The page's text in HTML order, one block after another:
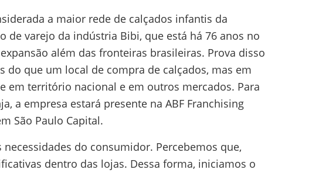
a maior rede de calçados infantis da
de varejo da indústria Bibi, que está há 76 anos no
além das fronteiras brasileiras. Prova disso
do que um local de compra de calçados, mas em
em território nacional e em outros mercados. Para
a empresa estará presente na ABF Franchising
São Paulo Capital.
do consumidor. Percebemos que,
dentro das lojas. Dessa forma, iniciamos o